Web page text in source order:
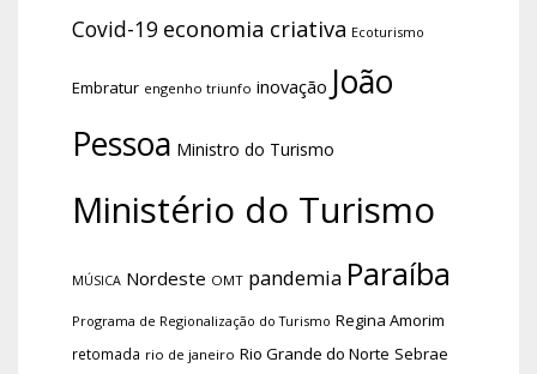
Covid-19 economia criativa Ecoturismo
Embratur engenho triunfo inovação João
Pessoa Ministro do Turismo
Ministério do Turismo
MÚSICA Nordeste OMT pandemia Paraíba
Programa de Regionalização do Turismo Regina Amorim
retomada rio de janeiro Rio Grande do Norte Sebrae